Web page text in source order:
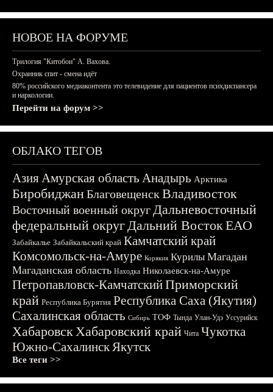
НОВОЕ НА ФОРУМЕ
Трилогия "Китобои" А. Вахова.
Охранник спит - смена идёт
80% российского медиаконтента это телевидение для пациентов психдиспансера
и наркологии.
Перейти на форум >>
ОБЛАКО ТЕГОВ
АзияАмурская область Анадырь Арктика
БиробиджанБлаговещенскВладивосток
Восточный военный округДальневосточный
федеральный округДальний ВостокЕАО
Забайкалье Забайкальский край Камчатский край
Комсомольск-на-Амуре Корякия Курилы Магадан
Магаданская область Находка Николаевск-на-Амуре
Петропавловск-КамчатскийПриморский
край Республика Бурятия Республика Саха (Якутия)
Сахалинская область Сибирь ТОФ Тында Улан-Удэ Уссурийск
ХабаровскХабаровский край Чита Чукотка
Южно-СахалинскЯкутск
Все теги >>